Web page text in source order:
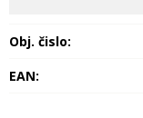
Obj. čislo:
EAN: